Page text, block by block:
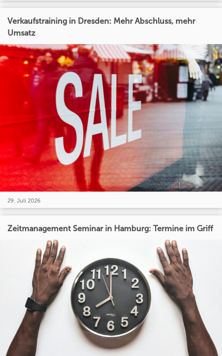
Verkaufstraining in Dresden: Mehr Abschluss, mehr
Umsatz
29. Juli 2026
Zeitmanagement Seminar in Hamburg: Termine im Griff